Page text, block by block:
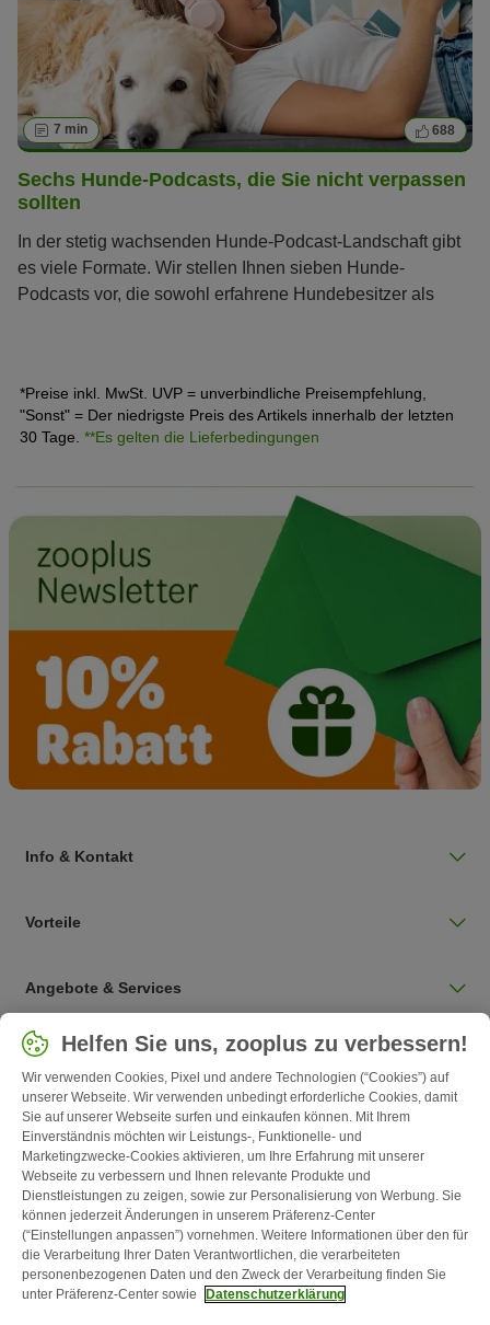
7 min 688
Sechs Hunde-Podcasts, die Sie nicht verpassen
sollten
In der stetig wachsenden Hunde-Podcast-Landschaft gibt
es viele Formate. Wir stellen Ihnen sieben Hunde-
Podcasts vor, die sowohl erfahrene Hundebesitzer als
*Preise inkl. MwSt. UVP = unverbindliche Preisempfehlung,
"Sonst" = Der niedrigste Preis des Artikels innerhalb der letzten
30 Tage. **Es gelten die Lieferbedingungen
Info & Kontakt
Vorteile
Angebote & Services
Land auswählen
Deutschland / DE
Follow zooplus
Helfen Sie uns, zooplus zu verbessern!
Wir verwenden Cookies, Pixel und andere Technologien (“Cookies”) auf
unserer Webseite. Wir verwenden unbedingt erforderliche Cookies, damit
Sie auf unserer Webseite surfen und einkaufen können. Mit Ihrem
Einverständnis möchten wir Leistungs-, Funktionelle- und
Marketingzwecke-Cookies aktivieren, um Ihre Erfahrung mit unserer
Webseite zu verbessern und Ihnen relevante Produkte und
Dienstleistungen zu zeigen, sowie zur Personalisierung von Werbung. Sie
können jederzeit Änderungen in unserem Präferenz-Center
(“Einstellungen anpassen”) vornehmen. Weitere Informationen über den für
die Verarbeitung Ihrer Daten Verantwortlichen, die verarbeiteten
personenbezogenen Daten und den Zweck der Verarbeitung finden Sie
unter Präferenz-Center sowie
Datenschutzerklärung